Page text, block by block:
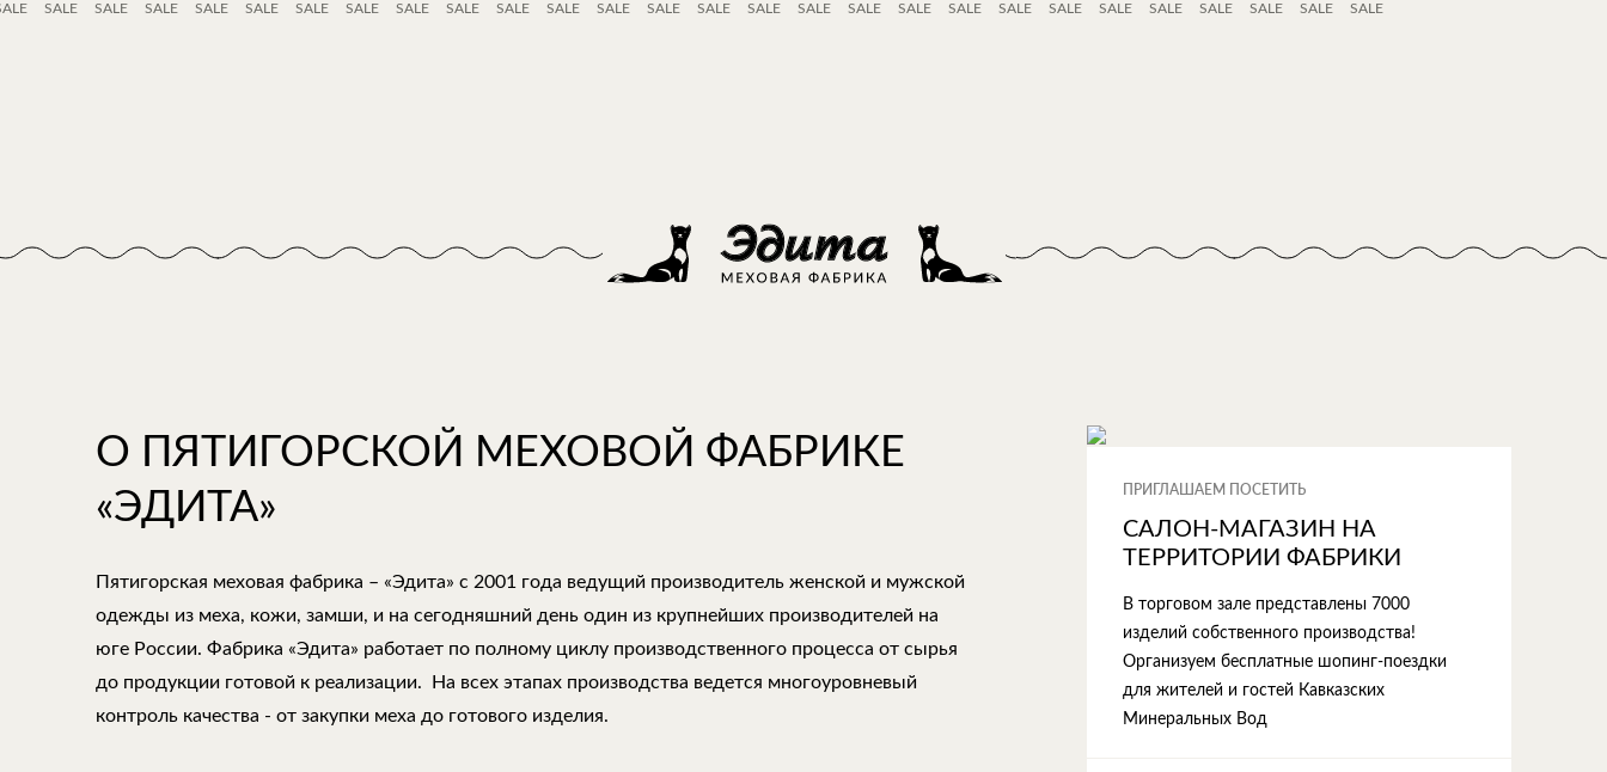
SALE SALE SALE SALE SALE SALE SALE SALE SALE SALE SALE SALE SALE SALE SALE SALE SALE SALE SALE SALE SALE SALE SALE SALE SALE SALE SALE
О ПЯТИГОРСКОЙ МЕХОВОЙ ФАБРИКЕ
«ЭДИТА»
Пятигорская меховая фабрика – «Эдита» с 2001 года ведущий производитель женской и мужской
одежды из меха, кожи, замши, и на сегодняшний день один из крупнейших производителей на
юге России. Фабрика «Эдита» работает по полному циклу производственного процесса от сырья
до продукции готовой к реализации. На всех этапах производства ведется многоуровневый
контроль качества - от закупки меха до готового изделия.
ПРИГЛАШАЕМ ПОСЕТИТЬ
САЛОН-МАГАЗИН НА
ТЕРРИТОРИИ ФАБРИКИ
В торговом зале представлены 7000
изделий собственного производства!
Организуем бесплатные шопинг-поездки
для жителей и гостей Кавказских
Минеральных Вод